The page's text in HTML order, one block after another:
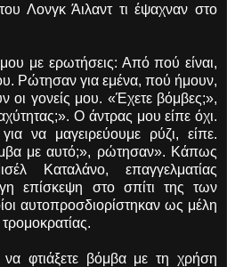
Λονγκ Άιλαντ τι έψαχναν στο
με ερωτήσεις: Από πού είναι,
Ρώτησαν για εμένα, πού ήμουν,
οι γονείς μου. «Έχετε βόμβες;»,
Ο άντρας μου είπε όχι.
να μαγειρεύουμε ρύζι, είπε.
με αυτό;», ρώτησαν». Κάπως
Καταλάνο, επαγγελματίας
επίσκεψη στο σπίτι της των
αυτοπροσδιορίστηκαν ως μέλη
φτιάξετε βόμβα με τη χρήση